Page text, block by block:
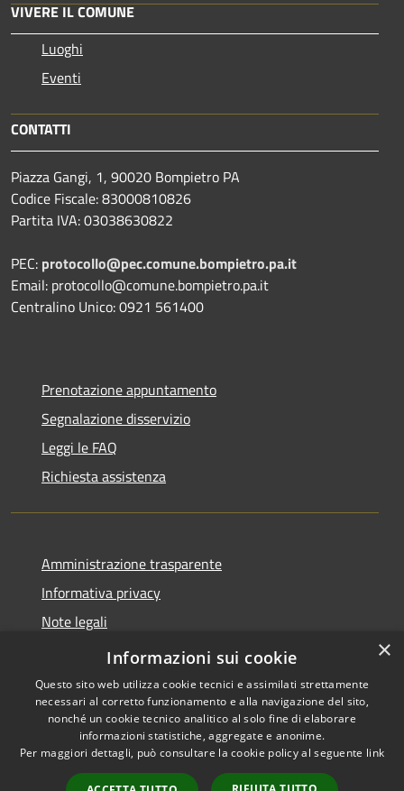
VIVERE IL COMUNE
Luoghi
Eventi
CONTATTI
Piazza Gangi, 1, 90020 Bompietro PA
Codice Fiscale: 83000810826
Partita IVA: 03038630822
PEC: protocollo@pec.comune.bompietro.pa.it
Email: protocollo@comune.bompietro.pa.it
Centralino Unico: 0921 561400
Prenotazione appuntamento
Segnalazione disservizio
Leggi le FAQ
Richiesta assistenza
Amministrazione trasparente
Informativa privacy
Note legali
Dichiarazione di accessibilità
Accessibilità
Copyright © 2026 • Comune di
Bompietro • Powered by
Municipium• Accesso
×
Informazioni sui cookie
Questo sito web utilizza cookie tecnici e assimilati strettamente
necessari al corretto funzionamento e alla navigazione del sito,
nonché un cookie tecnico analitico al solo fine di elaborare
informazioni statistiche, aggregate e anonime.
Per maggiori dettagli, può consultare la cookie policy al seguente link